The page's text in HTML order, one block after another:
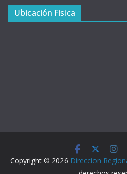
Ubicación Fisica
Copyright © 2026 Direccion